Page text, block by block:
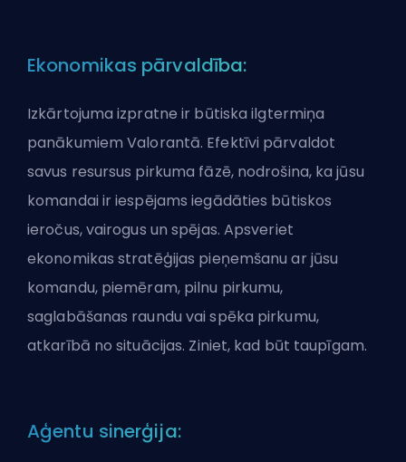
Ekonomikas pārvaldība:
Izkārtojuma izpratne ir būtiska ilgtermiņa
panākumiem Valorantā. Efektīvi pārvaldot
savus resursus pirkuma fāzē, nodrošina, ka jūsu
komandai ir iespējams iegādāties būtiskos
ieročus, vairogus un spējas. Apsveriet
ekonomikas stratēģijas pieņemšanu ar jūsu
komandu, piemēram, pilnu pirkumu,
saglabāšanas raundu vai spēka pirkumu,
atkarībā no situācijas. Ziniet, kad būt taupīgam.
Aģentu sinerģija: